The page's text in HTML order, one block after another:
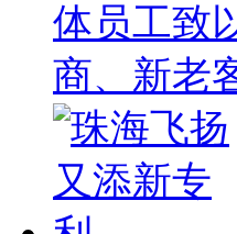
体员工致
商、新老